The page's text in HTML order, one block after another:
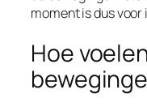
moment is dus
Hoe